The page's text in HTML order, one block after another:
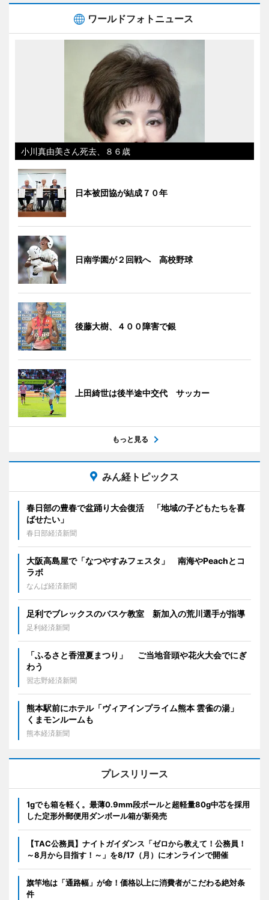
ワールドフォトニュース
小川真由美さん死去、８６歳
日本被団協が結成７０年
日南学園が２回戦へ 高校野球
後藤大樹、４００障害で銀
上田綺世は後半途中交代 サッカー
もっと見る
みん経トピックス
春日部の豊春で盆踊り大会復活 「地域の子どもたちを喜
ばせたい」
春日部経済新聞
大阪高島屋で「なつやすみフェスタ」 南海やPeachとコ
ラボ
なんば経済新聞
足利でブレックスのバスケ教室 新加入の荒川選手が指導
足利経済新聞
「ふるさと香澄夏まつり」 ご当地音頭や花火大会でにぎ
わう
習志野経済新聞
熊本駅前にホテル「ヴィアインプライム熊本 雲雀の湯」
くまモンルームも
熊本経済新聞
プレスリリース
1gでも箱を軽く。最薄0.9mm段ボールと超軽量80g中芯を採用
した定形外郵便用ダンボール箱が新発売
【TAC公務員】ナイトガイダンス「ゼロから教えて！公務員！
～8月から目指す！～」を8/17（月）にオンラインで開催
旗竿地は「通路幅」が命！価格以上に消費者がこだわる絶対条
件